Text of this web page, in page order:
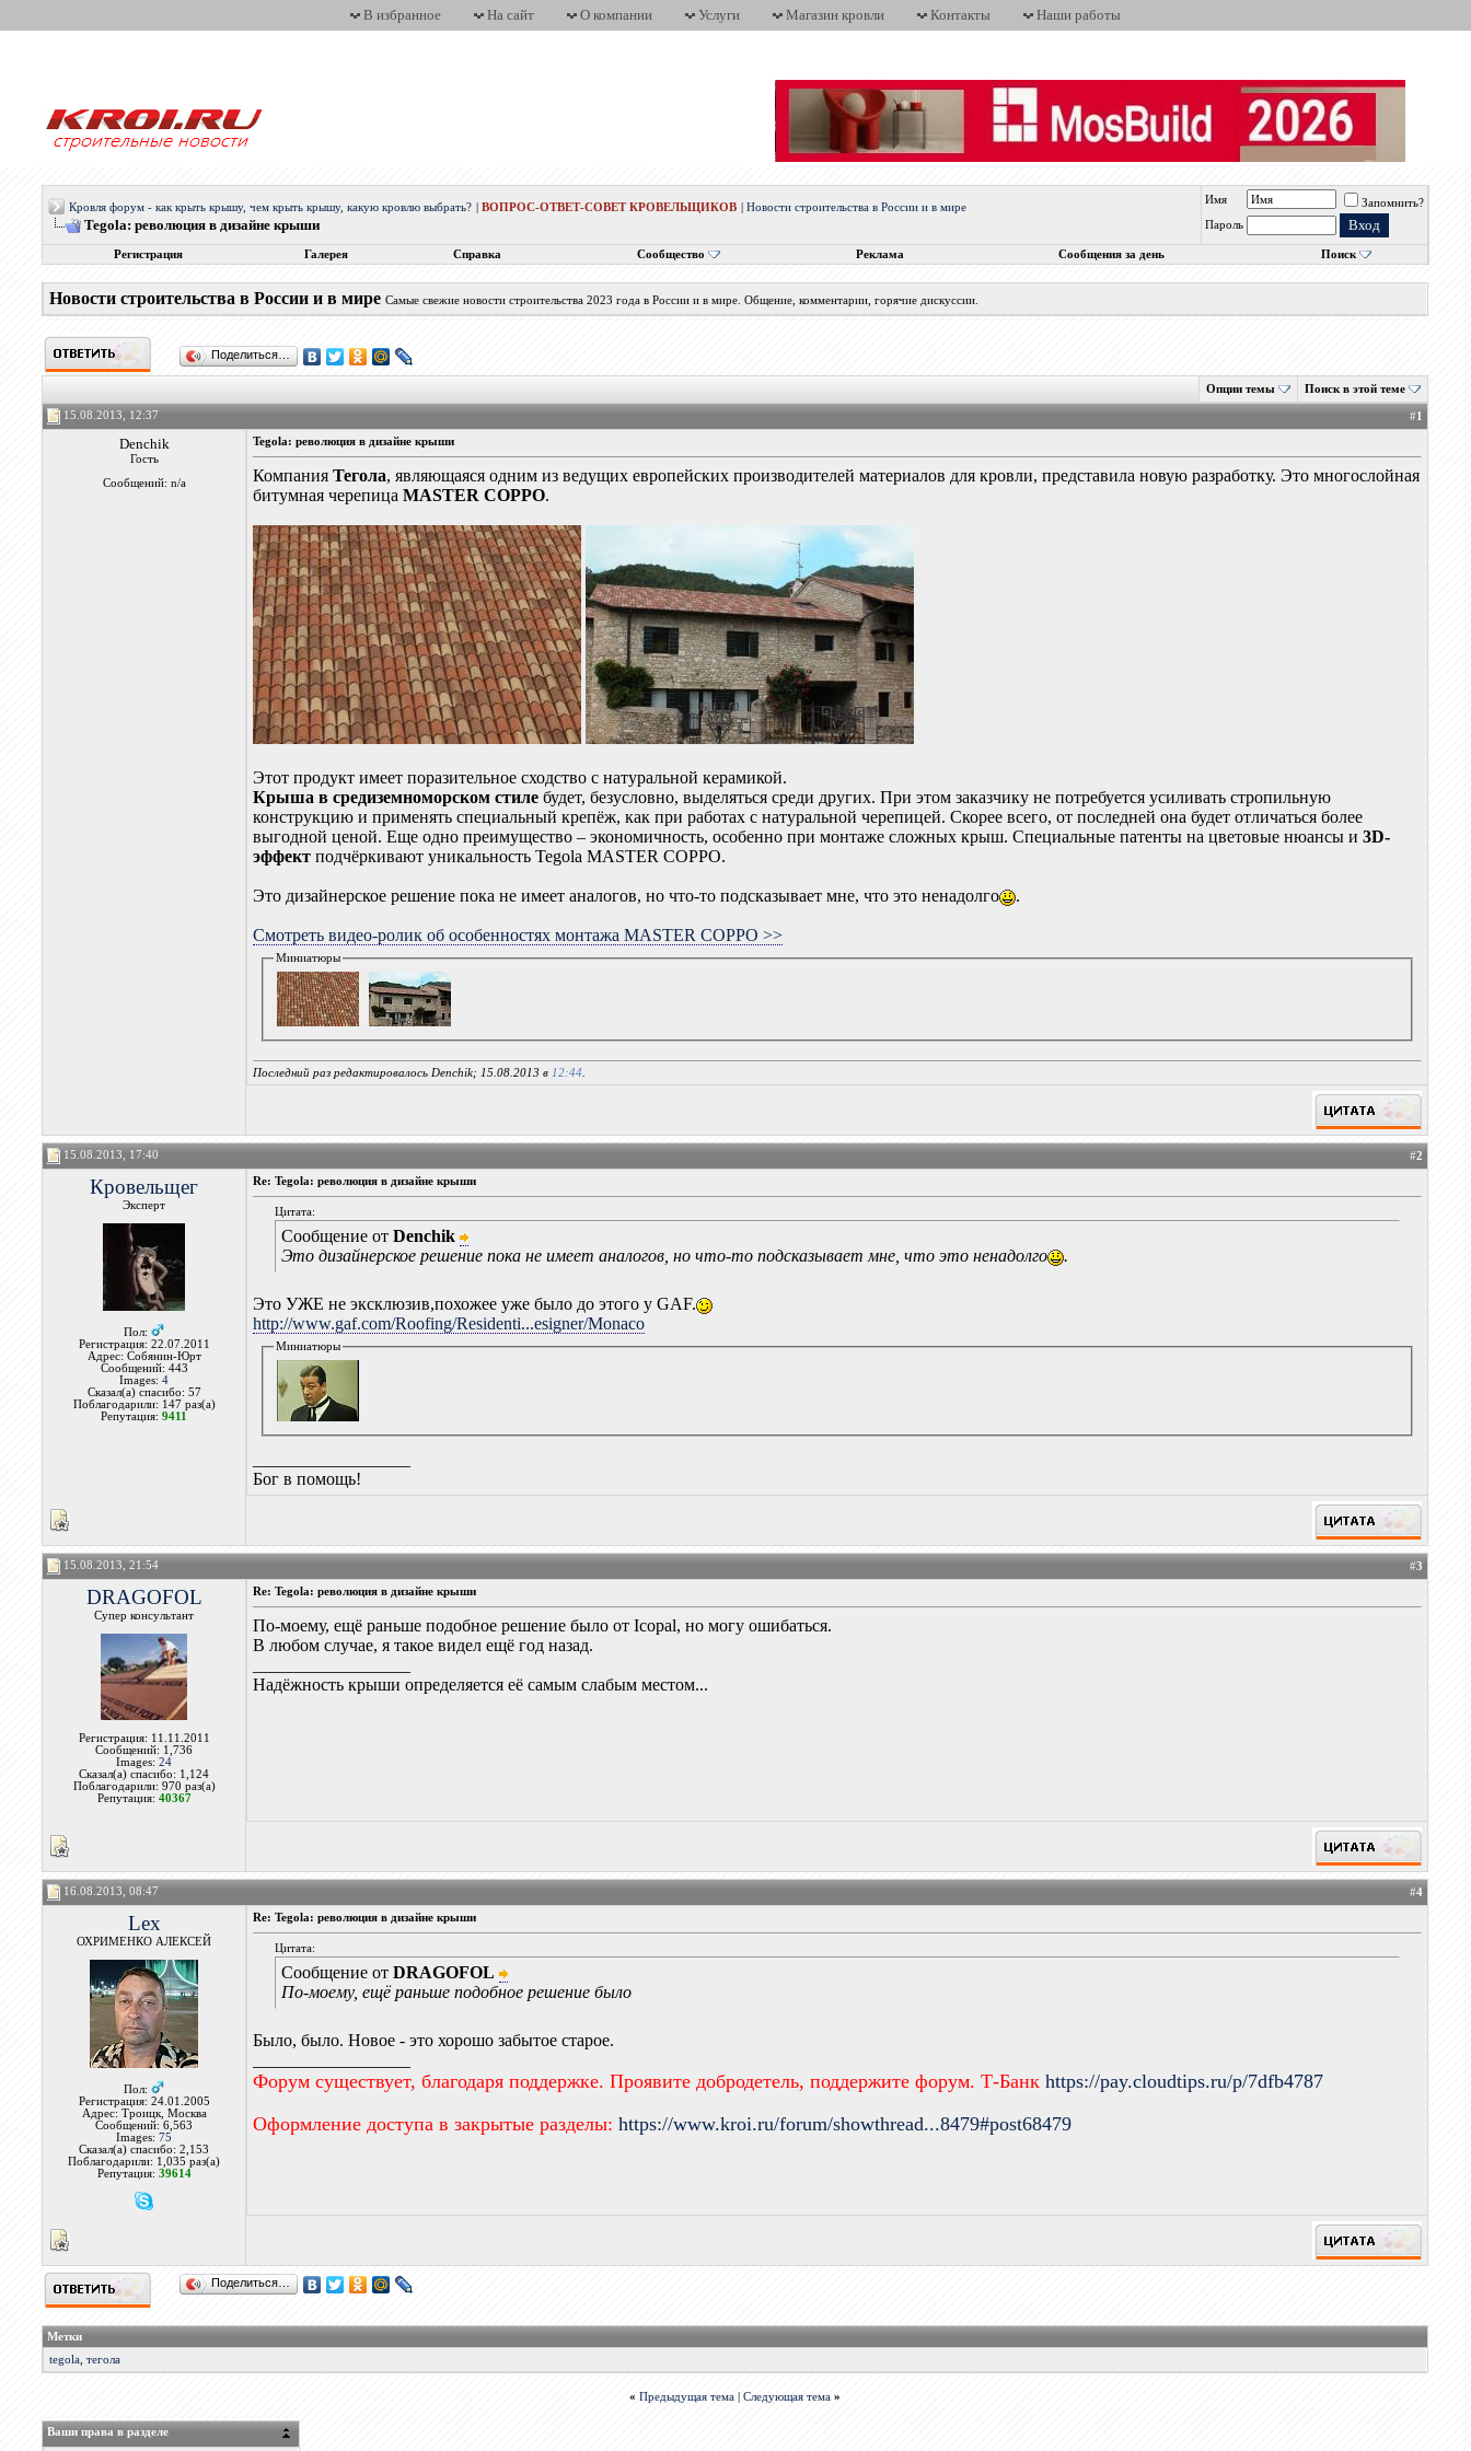
В избранное На сайт О компании Услуги Магазин кровли Контакты Наши работы
Кровля форум - как крыть крышу, чем крыть крышу, какую кровлю выбрать? |ВОПРОС-ОТВЕТ-СОВЕТ КРОВЕЛЬЩИКОВ |Новости строительства в России и в мире
Tegola: революция в дизайне крыши
Имя
Запомнить?
Пароль
Регистрация Галерея Справка Сообщество Реклама Сообщения за день Поиск
Новости строительства в России и в мире Самые свежие новости строительства 2023 года в России и в мире. Общение, комментарии, горячие дискуссии.
Поделиться…
Опции темы Поиск в этой теме
15.08.2013, 12:37 #1
Denchik
Гость
Сообщений: n/a
Tegola: революция в дизайне крыши
КомпанияТегола, являющаяся одним из ведущих европейских производителей материалов для кровли, представила новую разработку. Это многослойная
битумная черепицаMASTER COPPO.
Этот продукт имеет поразительное сходство с натуральной керамикой.
Крыша в средиземноморском стиле будет, безусловно, выделяться среди других. При этом заказчику не потребуется усиливать стропильную
конструкцию и применять специальный крепёж, как при работах с натуральной черепицей. Скорее всего, от последней она будет отличаться более
выгодной ценой. Еще одно преимущество – экономичность, особенно при монтаже сложных крыш. Специальные патенты на цветовые нюансы и3D-
эффект подчёркивают уникальность Tegola MASTER COPPO.
Это дизайнерское решение пока не имеет аналогов, но что-то подсказывает мне, что это ненадолго .
Смотреть видео-ролик об особенностях монтажа MASTER COPPO >>
Миниатюры
Последний раз редактировалось Denchik; 15.08.2013 в12:44.
15.08.2013, 17:40 #2
Кровельщег
Эксперт
Пол:
Регистрация: 22.07.2011
Адрес: Собянин-Юрт
Сообщений: 443
Images:4
Сказал(а) спасибо: 57
Поблагодарили: 147 раз(а)
Репутация:9411
Re: Tegola: революция в дизайне крыши
Цитата:
Сообщение отDenchik
Это дизайнерское решение пока не имеет аналогов, но что-то подсказывает мне, что это ненадолго
.
Это УЖЕ не эксклюзив,похожее уже было до этого у GAF.
http://www.gaf.com/Roofing/Residenti...esigner/Monaco
Миниатюры
Бог в помощь!
15.08.2013, 21:54 #3
DRAGOFOL
Супер консультант
Регистрация: 11.11.2011
Сообщений: 1,736
Images:24
Сказал(а) спасибо: 1,124
Поблагодарили: 970 раз(а)
Репутация: 40367
Re: Tegola: революция в дизайне крыши
По-моему, ещё раньше подобное решение было от Icopal, но могу ошибаться.
В любом случае, я такое видел ещё год назад.
Надёжность крыши определяется её самым слабым местом...
16.08.2013, 08:47 #4
Lex
ОХРИМЕНКО АЛЕКСЕЙ
Пол:
Регистрация: 24.01.2005
Адрес: Троицк, Москва
Сообщений: 6,563
Images:75
Сказал(а) спасибо: 2,153
Поблагодарили: 1,035 раз(а)
Репутация: 39614
Re: Tegola: революция в дизайне крыши
Цитата:
Сообщение отDRAGOFOL
По-моему, ещё раньше подобное решение было
Было, было. Новое - это хорошо забытое старое.
Форум существует, благодаря поддержке. Проявите добродетель, поддержите форум. Т-Банкhttps://pay.cloudtips.ru/p/7dfb4787
Оформление доступа в закрытые разделы:https://www.kroi.ru/forum/showthread...8479#post68479
Поделиться…
Метки
tegola ,тегола
« Предыдущая тема |Следующая тема »
Ваши права в разделе